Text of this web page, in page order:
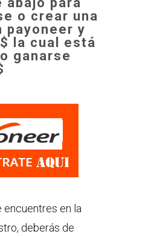
o crear una
payoneer y
la cual está
ganarse
encuentres en la
deberás de